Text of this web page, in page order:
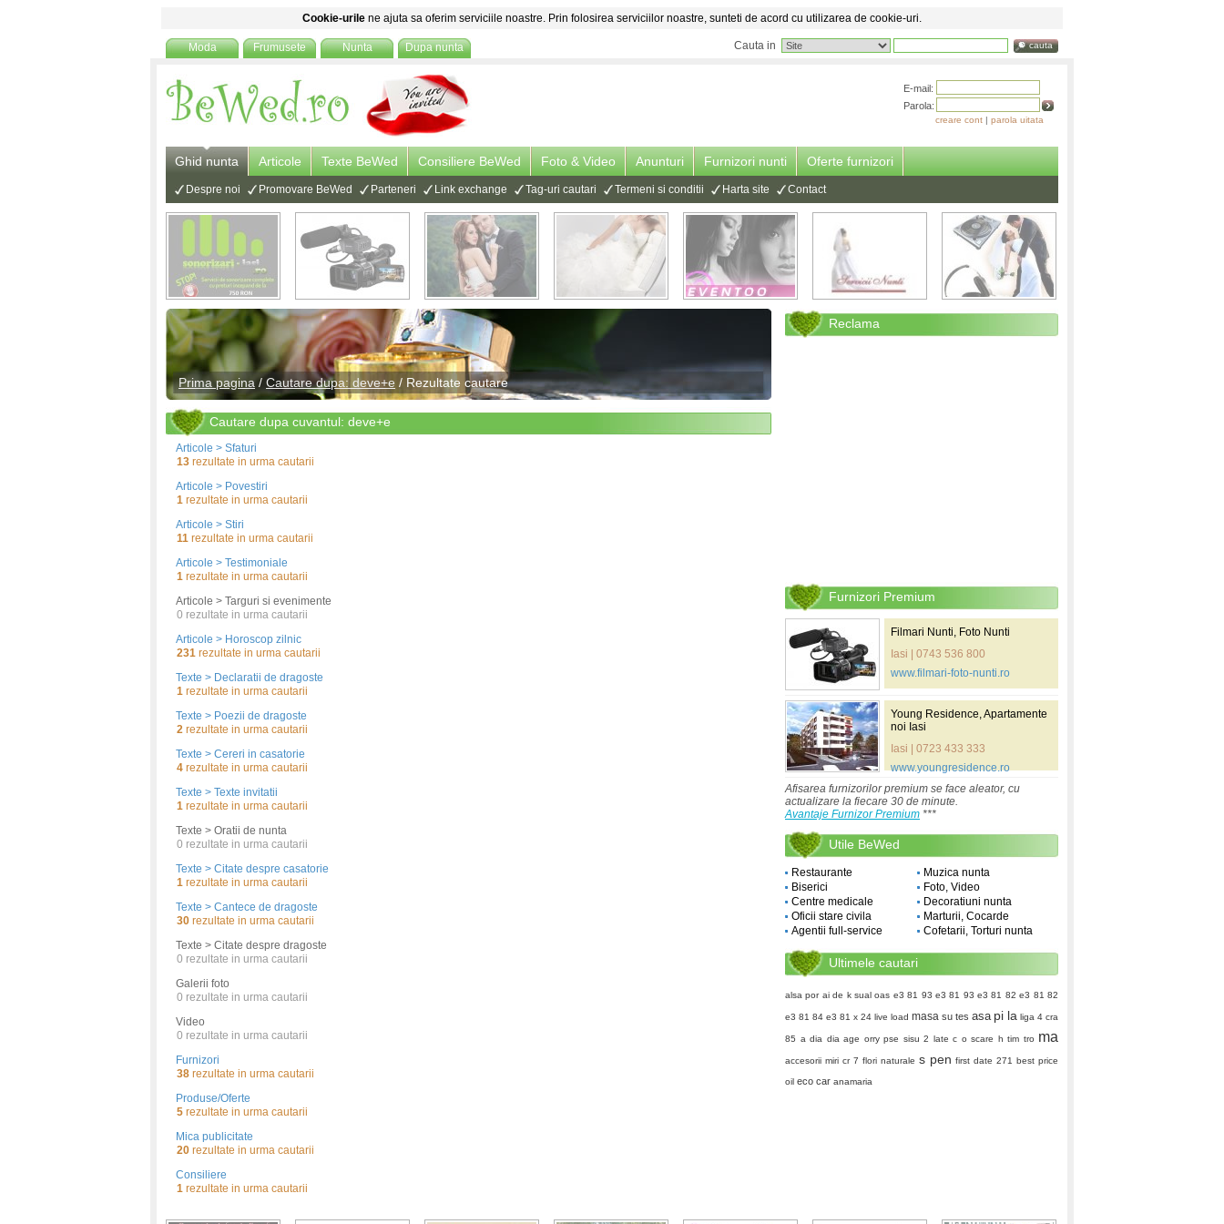
Cookie-urile ne ajuta sa oferim serviciile noastre. Prin folosirea serviciilor noastre, sunteti de acord cu utilizarea de cookie-uri.
Moda Frumusete Nunta Dupa nunta Cauta in cauta
E-mail:
Parola:
creare cont | parola uitata
Ghid nunta Articole Texte BeWed Consiliere BeWed Foto & Video Anunturi Furnizori nunti Oferte furnizori
Despre noi Promovare BeWed Parteneri Link exchange Tag-uri cautari Termeni si conditii Harta site Contact
Prima pagina / Cautare dupa: deve+e / Rezultate cautare
Cautare dupa cuvantul: deve+e
Articole > Sfaturi
13 rezultate in urma cautarii
Articole > Povestiri
1 rezultate in urma cautarii
Articole > Stiri
11 rezultate in urma cautarii
Articole > Testimoniale
1 rezultate in urma cautarii
Articole > Targuri si evenimente
0 rezultate in urma cautarii
Articole > Horoscop zilnic
231 rezultate in urma cautarii
Texte > Declaratii de dragoste
1 rezultate in urma cautarii
Texte > Poezii de dragoste
2 rezultate in urma cautarii
Texte > Cereri in casatorie
4 rezultate in urma cautarii
Texte > Texte invitatii
1 rezultate in urma cautarii
Texte > Oratii de nunta
0 rezultate in urma cautarii
Texte > Citate despre casatorie
1 rezultate in urma cautarii
Texte > Cantece de dragoste
30 rezultate in urma cautarii
Texte > Citate despre dragoste
0 rezultate in urma cautarii
Galerii foto
0 rezultate in urma cautarii
Video
0 rezultate in urma cautarii
Furnizori
38 rezultate in urma cautarii
Produse/Oferte
5 rezultate in urma cautarii
Mica publicitate
20 rezultate in urma cautarii
Consiliere
1 rezultate in urma cautarii
Reclama
Furnizori Premium
Filmari Nunti, Foto Nunti
Iasi | 0743 536 800
www.filmari-foto-nunti.ro
Young Residence, Apartamente
noi Iasi
Iasi | 0723 433 333
www.youngresidence.ro
Afisarea furnizorilor premium se face aleator, cu
actualizare la fiecare 30 de minute.
Avantaje Furnizor Premium ***
Utile BeWed
Restaurante
Biserici
Centre medicale
Oficii stare civila
Agentii full-service
Muzica nunta
Foto, Video
Decoratiuni nunta
Marturii, Cocarde
Cofetarii, Torturi nunta
Ultimele cautari
alsa por ai de k sual oas e3 81 93 e3 81 93 e3 81 82 e3 81 82
e3 81 84 e3 81 x 24 live load masa su tes asa pi la liga 4 cra
85 a dia dia age orry pse sisu 2 late c o scare h tim tro ma
accesorii miri cr 7 flori naturale s pen first date 271 best price
oil eco car anamaria